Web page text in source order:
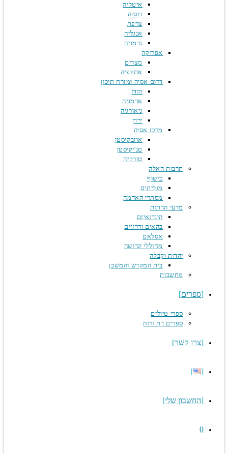
איטליה
רוסיה
צרפת
אנגליה
גרמניה
אפריקה
מצרים
אתיופיה
דרום אסיה ומזרח תיכון
הודו
ארמניה
גיאורגיה
ירדן
מרכז אסיה
אוזבקיסטן
טג'יקיסטן
טורקיה
תרבות האלה
כישוף
מגליתים
מסתרי האדמה
מדעי הדתות
הינדואיזם
בהאים ודרוזים
אסלאם
מחוללי קדושה
יהדות וקבלה
בית המקדש והמשכן
מחשבות
ספרים
ספרי טיולים
ספרים דת ורוח
צרו קשר
החשבון שלי